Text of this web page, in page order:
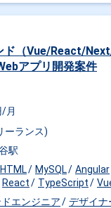
ド（Vue/React/
アプリ開発案件
/月
ーランス)
駅
HTML MySQL Angular
React TypeScript
エンジニア
デザイナ